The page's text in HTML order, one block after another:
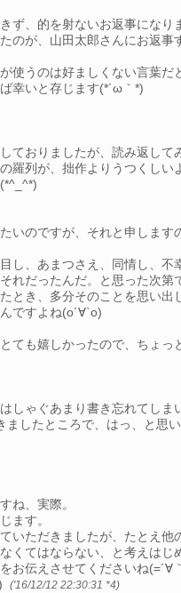
ず、的を射ないお返事にな
のが、山田太郎さんにお返
使うのは好ましくない言葉
幸いと存じます(*´ω｀*)
ておりましたが、読み返し
羅列が、拙作よりうつくしい
のですが、それと申します
し、あまつさえ、同情し、
れだったんだ。と思った次第
とき、多分そのことを思い出
ですよね(о´∀`о)
ても嬉しかったので、ちょっ
しゃぐあまり書き忘れてしま
したところで、はっ、と思
ね、実際。
ます。
いただきましたが、たとえ
くてはならない、と考えはじ
お伝えさせてくださいね(=´∀
('16/12/12 22:30:31 *4)